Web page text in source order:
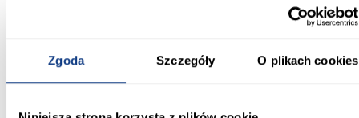
Zgoda Szczegóły O plikach cookies
42